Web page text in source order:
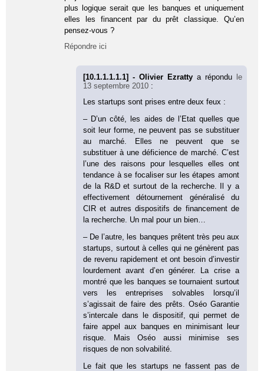
plus logique serait que les banques et uniquement
elles les financent par du prêt classique. Qu’en
pensez-vous ?
Répondre ici
[10.1.1.1.1.1] - Olivier Ezratty a répondu
le
13 septembre 2010 :
Les startups sont prises entre deux feux :
– D’un côté, les aides de l’Etat quelles que
soit leur forme, ne peuvent pas se substituer
au marché. Elles ne peuvent que se
substituer à une déficience de marché. C’est
l’une des raisons pour lesquelles elles ont
tendance à se focaliser sur les étapes amont
de la R&D et surtout de la recherche. Il y a
effectivement détournement généralisé du
CIR et autres dispositifs de financement de
la recherche. Un mal pour un bien…
– De l’autre, les banques prêtent très peu aux
startups, surtout à celles qui ne génèrent pas
de revenu rapidement et ont besoin d’investir
lourdement avant d’en générer. La crise a
montré que les banques se tournaient surtout
vers les entreprises solvables lorsqu’il
s’agissait de faire des prêts. Oséo Garantie
s’intercale dans le dispositif, qui permet de
faire appel aux banques en minimisant leur
risque. Mais Oséo aussi minimise ses
risques de non solvabilité.
Le fait que les startups ne fassent pas de